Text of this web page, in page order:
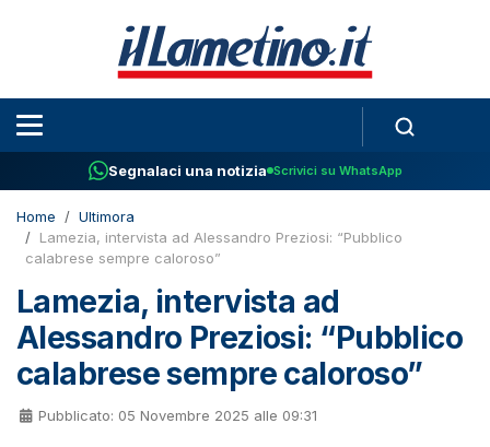
Segnalaci una notizia Scrivici su WhatsApp
Home
Ultimora
Lamezia, intervista ad Alessandro Preziosi: “Pubblico
calabrese sempre caloroso”
Lamezia, intervista ad
Alessandro Preziosi: “Pubblico
calabrese sempre caloroso”
Pubblicato: 05 Novembre 2025 alle 09:31